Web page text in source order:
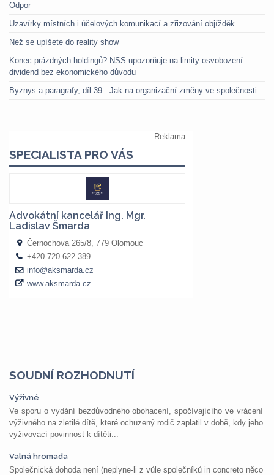
Odpor
Uzavírky místních i účelových komunikací a zřizování objížděk
Než se upíšete do reality show
Konec prázdných holdingů? NSS upozorňuje na limity osvobození
dividend bez ekonomického důvodu
Byznys a paragrafy, díl 39.: Jak na organizační změny ve společnosti
SOUDNÍ ROZHODNUTÍ
Výživné
Ve sporu o vydání bezdůvodného obohacení, spočívajícího ve vrácení
výživného na zletilé dítě, které ochuzený rodič zaplatil v době, kdy jeho
vyživovací povinnost k dítěti...
Valná hromada
Společnická dohoda není (neplyne-li z vůle společníků in concreto něco